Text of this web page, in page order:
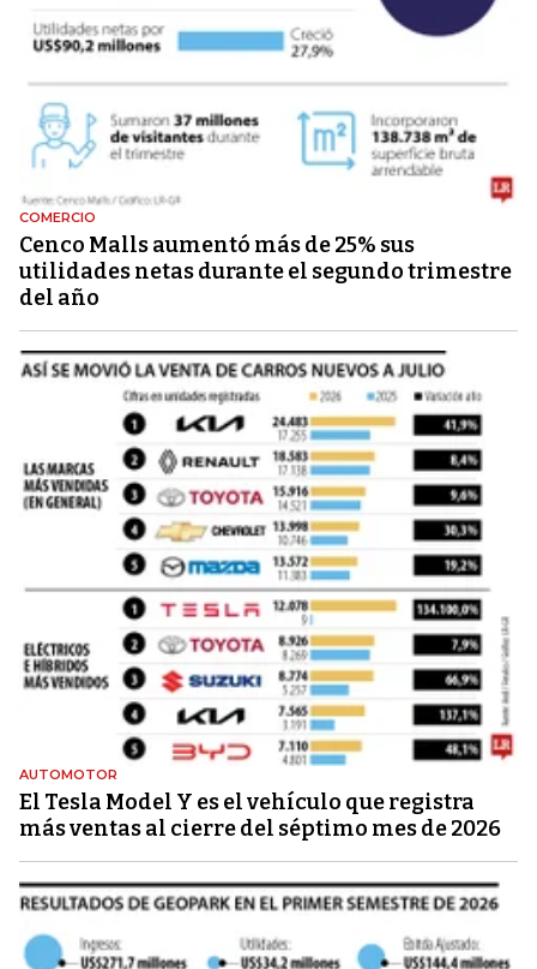
COMERCIO
Cenco Malls aumentó más de 25% sus
utilidades netas durante el segundo trimestre
del año
AUTOMOTOR
El Tesla Model Y es el vehículo que registra
más ventas al cierre del séptimo mes de 2026